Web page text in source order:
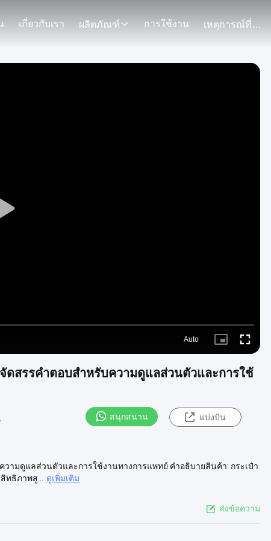
เกี่ยวกับเรา ผลิตภัณฑ์ การใช้งาน เหตุการณ์ที่เกิดขึ้น
Play
Auto
Picture- Fullscreen
ดสรรคําตอบสําหรับความดูแลส่วนตัวและการใช้
สนุกสนาน แบ่งปัน
ามดูแลส่วนตัวและการใช้งานทางการแพทย์ คําอธิบายสินค้า: กระเป๋า
ธิภาพสู...
ดูเพิ่มเติม
ส่งข้อความ